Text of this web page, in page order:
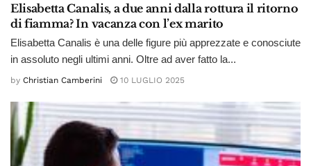
Elisabetta Canalis, a due anni dalla rottura il ritorno
di fiamma? In vacanza con l’ex marito
Elisabetta Canalis è una delle figure più apprezzate e conosciute
in assoluto negli ultimi anni. Oltre ad aver fatto la...
by Christian Camberini 10 LUGLIO 2025